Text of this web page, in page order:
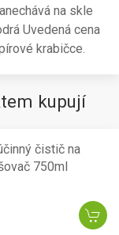
na skle
Uvedená cena
krabičce.
kupují
čistič na
750ml